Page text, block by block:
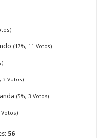
(17%, 11 Votos)
3 Votos)
(5%, 3 Votos)
Votos)
56